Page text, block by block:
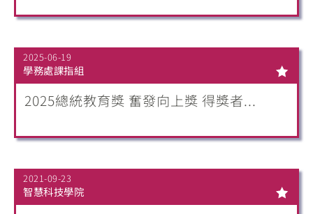
2025-06-19
學務處課指組
2025總統教育獎 奮發向上獎 得獎者...
2021-09-23
智慧科技學院